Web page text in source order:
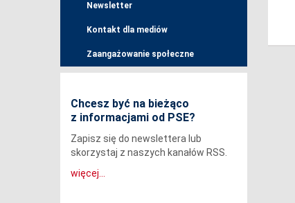
Newsletter
Kontakt dla mediów
Zaangażowanie społeczne
Chcesz być na bieżąco
z informacjami od PSE?
Zapisz się do newslettera lub
skorzystaj z naszych kanałów RSS.
więcej...